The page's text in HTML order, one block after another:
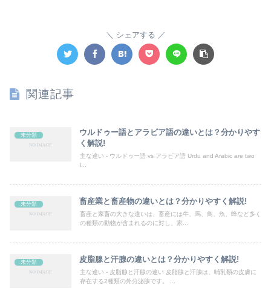
シェアする
関連記事
未分類
ウルドゥー語とアラビア語の違いとは？分かりやす
く解説!
主な違い - ウルドゥー語 vs アラビア語 Urdu and Arabic are two
l...
未分類 畜産業と畜産物の違いとは？分かりやすく解説!
畜産と家畜の大きな違いは、畜産には牛、馬、鳥、魚、蜂など多く
の種類の動物が含まれるのに対し、家...
未分類 皮脂腺と汗腺の違いとは？分かりやすく解説!
主な違い - 皮脂腺と汗腺の違い 皮脂腺と汗腺は、哺乳類の皮膚に
存在する2種類の外分泌腺です。 ...